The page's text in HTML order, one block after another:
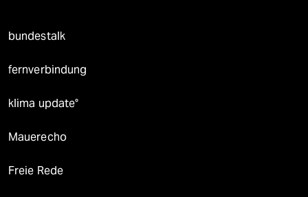
bundestalk
fernverbindung
klima update°
Mauerecho
Freie Rede